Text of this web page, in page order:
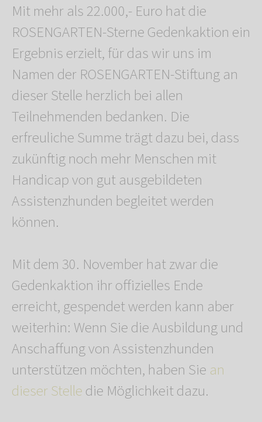
Mit mehr als 22.000,- Euro hat die
ROSENGARTEN-Sterne Gedenkaktion ein
Ergebnis erzielt, für das wir uns im
Namen der ROSENGARTEN-Stiftung an
dieser Stelle herzlich bei allen
Teilnehmenden bedanken. Die
erfreuliche Summe trägt dazu bei, dass
zukünftig noch mehr Menschen mit
Handicap von gut ausgebildeten
Assistenzhunden begleitet werden
können.
Mit dem 30. November hat zwar die
Gedenkaktion ihr offizielles Ende
erreicht, gespendet werden kann aber
weiterhin: Wenn Sie die Ausbildung und
Anschaffung von Assistenzhunden
unterstützen möchten, haben Sie an
dieser Stelledie Möglichkeit dazu.